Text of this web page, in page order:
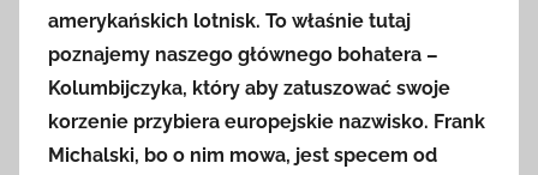
amerykańskich lotnisk. To właśnie tutaj
poznajemy naszego głównego bohatera –
Kolumbijczyka, który aby zatuszować swoje
korzenie przybiera europejskie nazwisko. Frank
Michalski, bo o nim mowa, jest specem od